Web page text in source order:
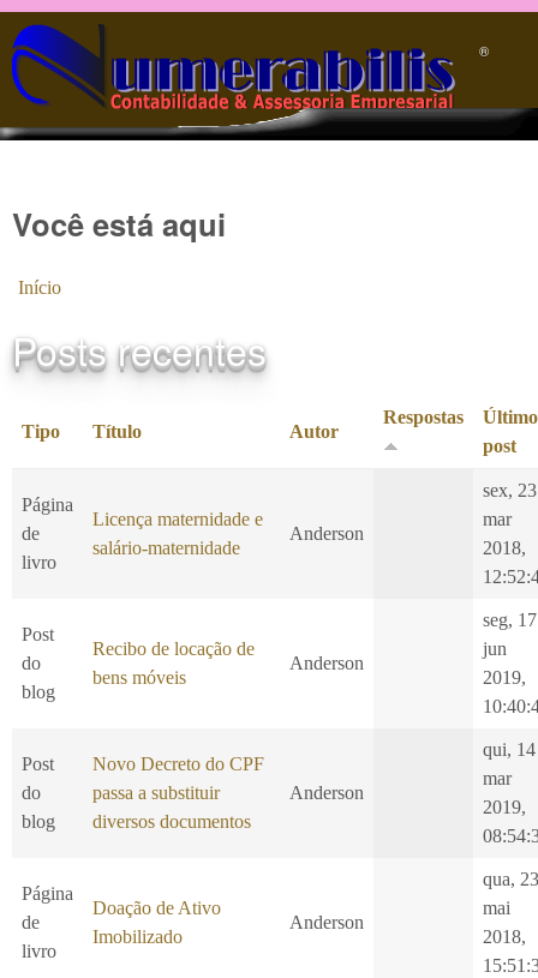
Pular para o conteúdo principal
®️
Você está aqui
Início
Posts recentes
Tipo Título Autor
Respostas
Último
post
Página
de
livro
Licença maternidade e
salário-maternidade
Anderson
sex, 23
mar
2018,
Post
do
blog
Recibo de locação de
bens móveis
Anderson
seg, 17
jun
2019,
Post
do
blog
Novo Decreto do CPF
passa a substituir
diversos documentos
Anderson
qui, 14
mar
2019,
Página
de
livro
Doação de Ativo
Imobilizado
Anderson
qua, 23
mai
2018,